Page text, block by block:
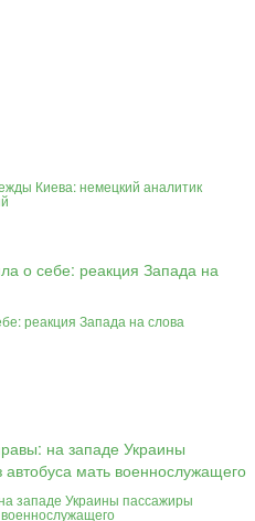
Киева: немецкий аналитик
реакция Запада на слова
западе Украины пассажиры